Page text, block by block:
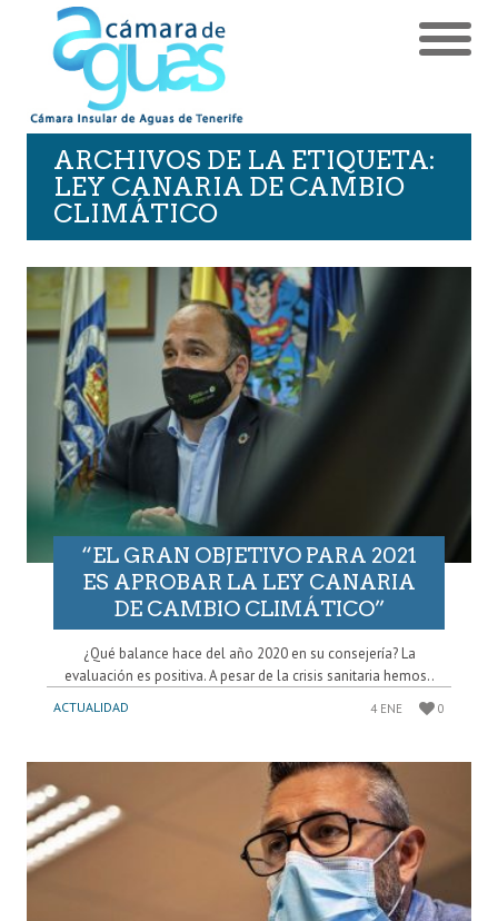
ARCHIVOS DE LA ETIQUETA:
LEY CANARIA DE CAMBIO
CLIMÁTICO
“EL GRAN OBJETIVO PARA 2021
ES APROBAR LA LEY CANARIA
DE CAMBIO CLIMÁTICO”
¿Qué balance hace del año 2020 en su consejería? La
evaluación es positiva. A pesar de la crisis sanitaria hemos..
ACTUALIDAD 4 ENE 0